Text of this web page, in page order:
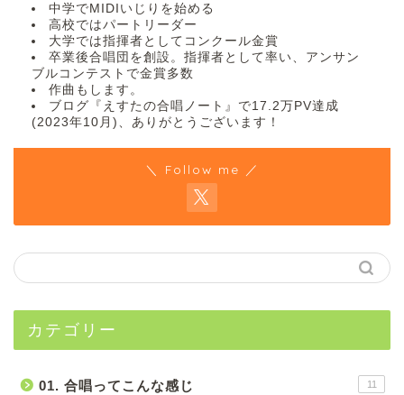
中学でMIDIいじりを始める
高校ではパートリーダー
大学では指揮者としてコンクール金賞
卒業後合唱団を創設。指揮者として率い、アンサン
ブルコンテストで金賞多数
作曲もします。
ブログ『えすたの合唱ノート』で17.2万PV達成
(2023年10月)、ありがとうございます！
＼ Follow me ／
カテゴリー
01. 合唱ってこんな感じ 11